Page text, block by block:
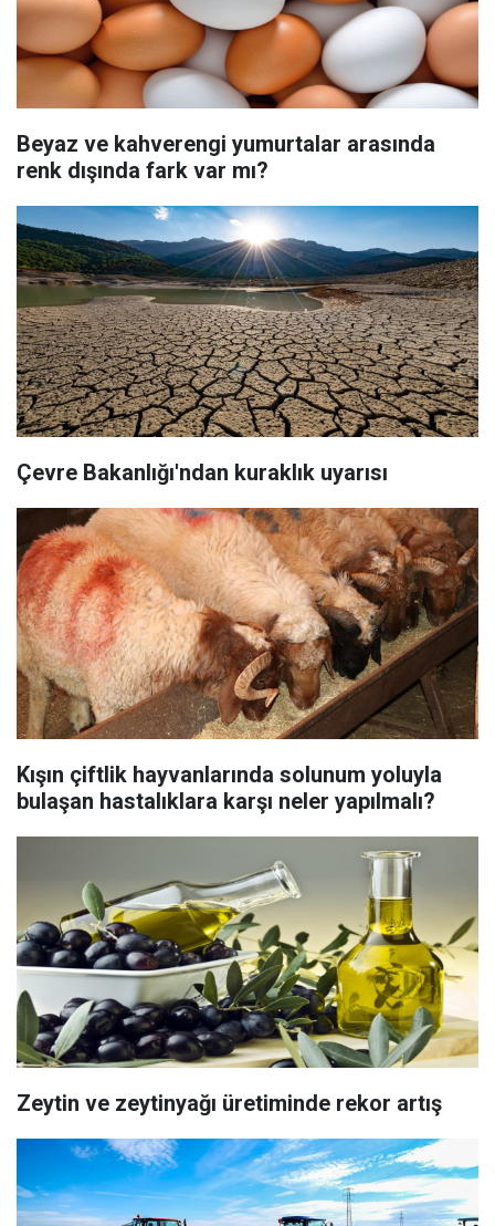
Beyaz ve kahverengi yumurtalar arasında
renk dışında fark var mı?
Çevre Bakanlığı'ndan kuraklık uyarısı
Kışın çiftlik hayvanlarında solunum yoluyla
bulaşan hastalıklara karşı neler yapılmalı?
Zeytin ve zeytinyağı üretiminde rekor artış